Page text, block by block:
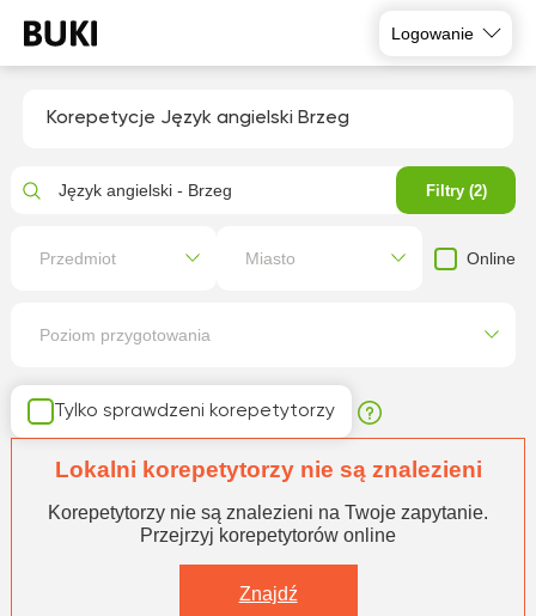
Logowanie
Korepetycje Język angielski Brzeg
Tylko sprawdzeni korepetytorzy
Lokalni korepetytorzy nie są znalezieni
Korepetytorzy nie są znalezieni na Twoje zapytanie.
Przejrzyj korepetytorów online
Znajdź
Język angielski - Brzeg Filtry (2)
Przedmiot Miasto Online
Poziom przygotowania